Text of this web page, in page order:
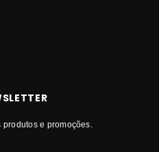
e promoções.